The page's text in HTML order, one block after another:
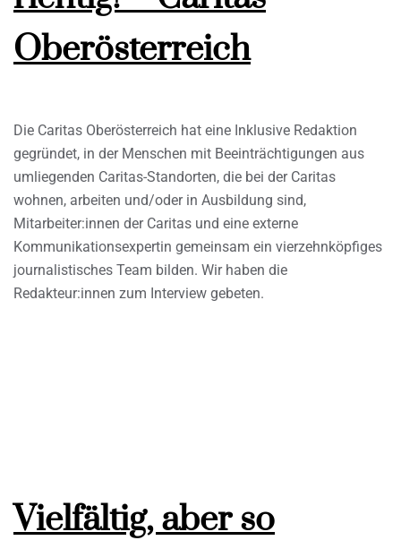
Oberösterreich
Die Caritas Oberösterreich hat eine Inklusive Redaktion
gegründet, in der Menschen mit Beeinträchtigungen aus
umliegenden Caritas-Standorten, die bei der Caritas
wohnen, arbeiten und/oder in Ausbildung sind,
Mitarbeiter:innen der Caritas und eine externe
Kommunikationsexpertin gemeinsam ein vierzehnköpfiges
journalistisches Team bilden. Wir haben die
Redakteur:innen zum Interview gebeten.
Vielfältig, aber so